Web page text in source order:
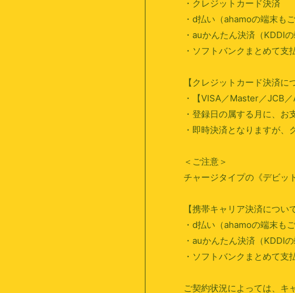
・クレジットカード決済
・d払い（ahamoの端末もご
・auかんたん決済（KDDIの
・ソフトバンクまとめて支
【クレジットカード決済に
・【VISA／Master／JCB
・登録日の属する月に、お
・即時決済となりますが、
＜ご注意＞
チャージタイプの《デビッ
【携帯キャリア決済につい
・d払い（ahamoの端末もご
・auかんたん決済（KDDIの
・ソフトバンクまとめて支
ご契約状況によっては、キ